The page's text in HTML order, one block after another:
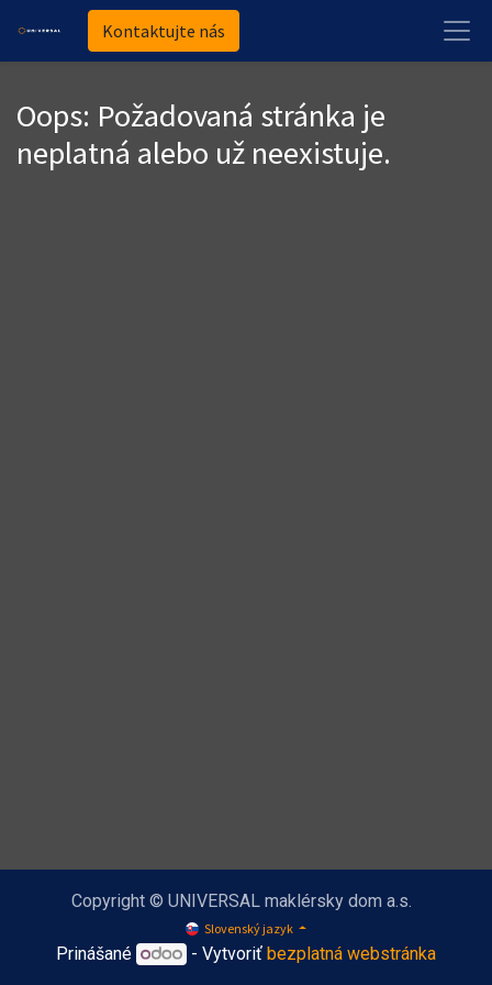
Kontaktujte nás
Oops: Požadovaná stránka je
neplatná alebo už neexistuje.
Copyright © UNIVERSAL maklérsky dom a.s.
Slovenský jazyk
Prinášané - Vytvoriťbezplatná webstránka